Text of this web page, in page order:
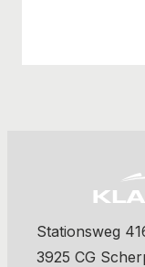
Stationsweg
3925 CG